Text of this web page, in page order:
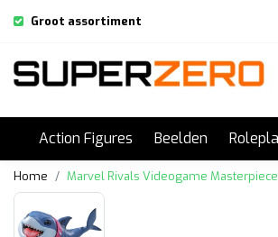
Groot assortiment
Action Figures Beelden
Home Marvel Rivals Videogame